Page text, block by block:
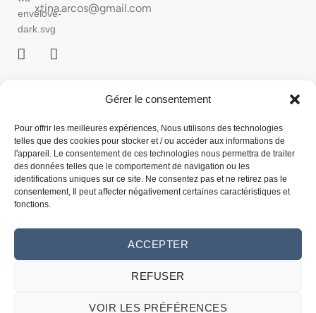
Gérer le consentement
Pour offrir les meilleures expériences, Nous utilisons des technologies
telles que des cookies pour stocker et / ou accéder aux informations de
l'appareil. Le consentement de ces technologies nous permettra de traiter
des données telles que le comportement de navigation ou les
identifications uniques sur ce site. Ne consentez pas et ne retirez pas le
consentement, Il peut affecter négativement certaines caractéristiques et
fonctions.
ACCEPTER
REFUSER
VOIR LES PRÉFÉRENCES
xtina.arcos@gmail.com
ACCUEIL
Atelier
Collections
Contact